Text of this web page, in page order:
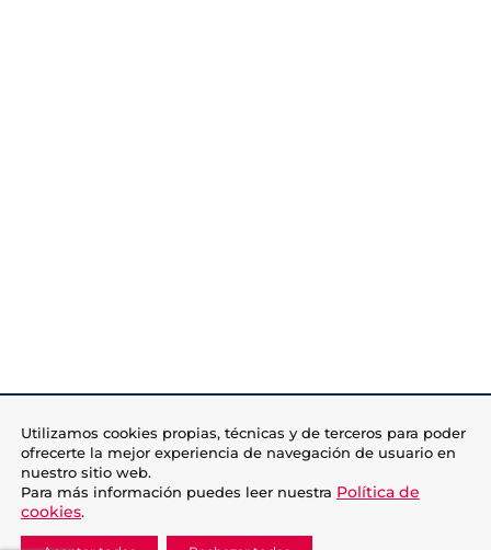
Utilizamos cookies propias, técnicas y de terceros para poder
ofrecerte la mejor experiencia de navegación de usuario en
nuestro sitio web.
Para más información puedes leer nuestra Política de
cookies.